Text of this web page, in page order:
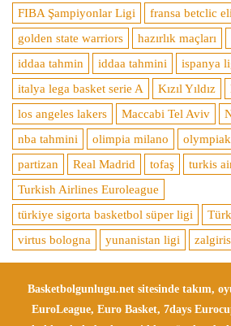
FIBA Şampiyonlar Ligi
fransa betclic
golden state warriors
hazırlık maçları
iddaa tahmin
iddaa tahmini
ispanya
italya lega basket serie A
Kızıl Yıldız
los angeles lakers
Maccabi Tel Aviv
nba tahmini
olimpia milano
partizan
Real Madrid tofaş
turkis
Turkish Airlines Euroleague
türkiye sigorta basketbol süper ligi
virtus bologna
yunanistan ligi
Basketbolgunlugu.net sitesinde takım,
EuroLeague, Euro Basket, 7days